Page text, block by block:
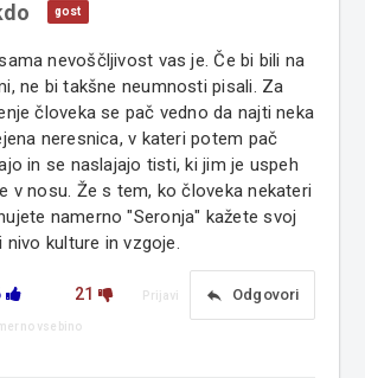
gost
nevoščljivost vas je. Če bi bili na
ne bi takšne neumnosti pisali. Za
človeka se pač vedno da najti neka
neresnica, v kateri potem pač
in se naslajajo tisti, ki jim je uspeh
v nosu. Že s tem, ko človeka nekateri
namerno "Seronja" kažete svoj
nivo kulture in vzgoje.
21 reply Odgovori
Prijavi
vsebino